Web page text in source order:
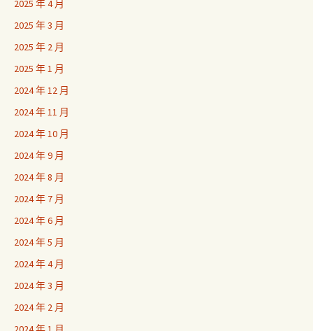
2025 年 4 月
2025 年 3 月
2025 年 2 月
2025 年 1 月
2024 年 12 月
2024 年 11 月
2024 年 10 月
2024 年 9 月
2024 年 8 月
2024 年 7 月
2024 年 6 月
2024 年 5 月
2024 年 4 月
2024 年 3 月
2024 年 2 月